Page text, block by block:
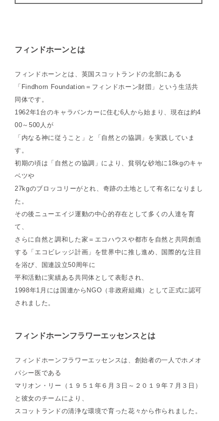
フィンドホーンとは
フィンドホーンとは、英国スコットランドの北部にある
「Findhorn Foundation＝フィンドホーン財団」という生活共
同体です。
1962年1台のキャラバンカーに住む6人から始まり、現在は約4
00～500人が
「内なる神に従うこと」と「自然との協調」を実践していま
す。
初期の頃は「自然との協調」により、貧弱な砂地に18kgのキャ
ベツや
27kgのブロッコリーがとれ、奇跡の土地として有名になりまし
た。
その後ニューエイジ運動の中心的存在として多くの人達を育
て、
さらに自然と調和した家＝エコハウスや都市を自然と共同創造
する「エコビレッジ計画」を世界中に推し進め、国際的な注目
を浴び、国連設立50周年に
平和活動に実績ある共同体として表彰され、
1998年1月には国連からNGO（非政府組織）として正式に認可
されました。
フィンドホーンフラワーエッセンスとは
フィンドホーンフラワーエッセンスは、創始者の一人でホメオ
パシー医である
マリオン・リー（１９５１年６月３日～２０１９年７月３日）
と彼女のチームにより、
スコットランドの清浄な環境で育った花々から作られました。